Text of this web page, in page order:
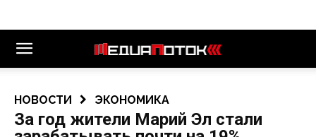
НОВОСТИ ЭКОНОМИКА
За год жители Марий Эл стали